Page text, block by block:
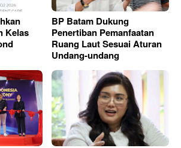
Kelas
BP Batam Dukung
Penertiban Pemanfaatan
Ruang Laut Sesuai Aturan
Undang-undang